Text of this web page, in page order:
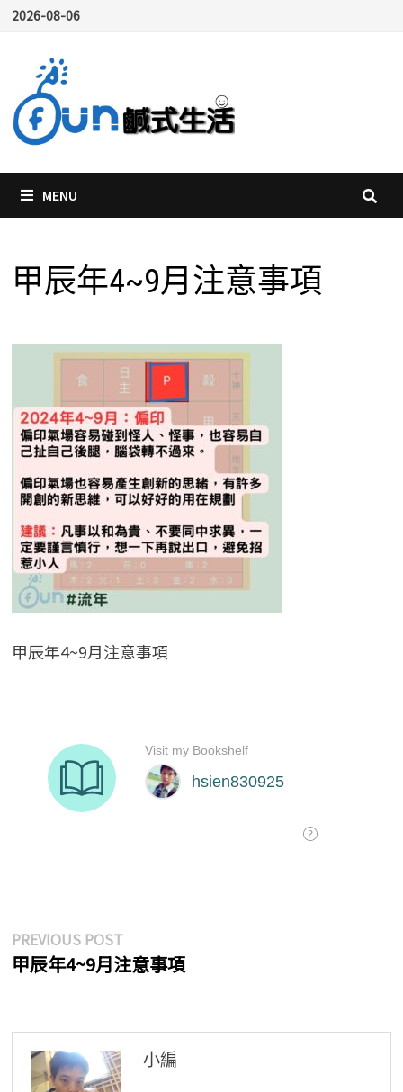
Skip
content
2026-08-06
MENU
甲辰年4~9月注意事項
甲辰年4~9月注意事項
文
章
覽
PREVIOUS POSTPrevious
post:
甲辰年4~9月注意事項
小編